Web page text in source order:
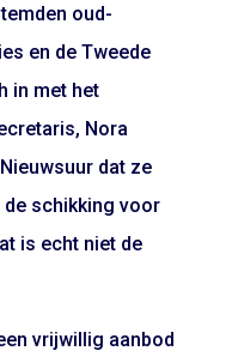
oud-
en de Tweede
in met het
Nora
dat ze
de schikking voor
is echt niet de
vrijwillig aanbod